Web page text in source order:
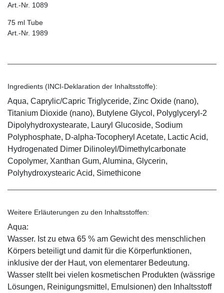
Art.-Nr. 1089
75 ml Tube
Art.-Nr. 1989
Ingredients (INCI-Deklaration der Inhaltsstoffe):
Aqua, Caprylic/Capric Triglyceride, Zinc Oxide (nano),
Titanium Dioxide (nano), Butylene Glycol, Polyglyceryl-2
Dipolyhydroxystearate, Lauryl Glucoside, Sodium
Polyphosphate, D-alpha-Tocopheryl Acetate, Lactic Acid,
Hydrogenated Dimer Dilinoleyl/Dimethylcarbonate
Copolymer, Xanthan Gum, Alumina, Glycerin,
Polyhydroxystearic Acid, Simethicone
Weitere Erläuterungen zu den Inhaltsstoffen:
Aqua:
Wasser. Ist zu etwa 65 % am Gewicht des menschlichen
Körpers beteiligt und damit für die Körperfunktionen,
inklusive der der Haut, von elementarer Bedeutung.
Wasser stellt bei vielen kosmetischen Produkten (wässrige
Lösungen, Reinigungsmittel, Emulsionen) den Inhaltsstoff